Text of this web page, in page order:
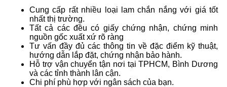
Cung cấp rất nhiều loại lam chắn nắng với giá tốt
nhất thị trường.
Tất cả các đều có giấy chứng nhận, chứng minh
nguồn gốc xuất xứ rõ ràng
Tư vấn đầy đủ các thông tin về đặc điểm kỹ thuật,
hướng dẫn lắp đặt, chứng nhận bảo hành.
Hỗ trợ vận chuyển tận nơi tại TPHCM, Bình Dương
và các tỉnh thành lân cận.
Chi phí phù hợp với ngân sách của bạn.